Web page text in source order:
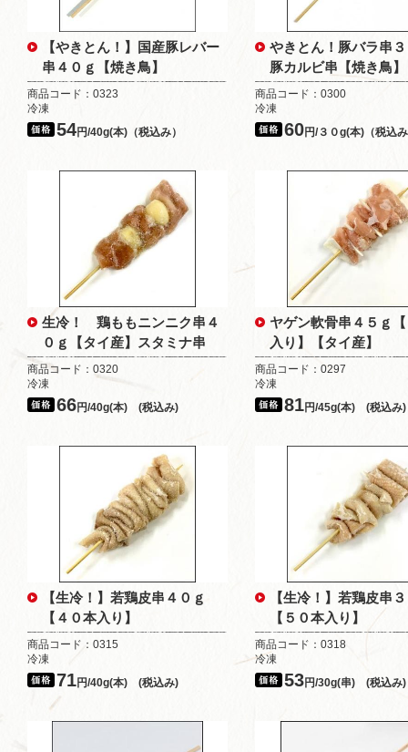
【やきとん！】国産豚レバー
串４０ｇ【焼き鳥】
商品コード：0323
冷凍
54円/40g(本)（税込み）
やきとん！豚バラ串
豚カルビ串【焼き鳥】
商品コード：0300
冷凍
60円/３０g(本)（税込
生冷！ 鶏ももニンニク串４
０ｇ【タイ産】スタミナ串
商品コード：0320
冷凍
66円/40g(本) (税込み)
ヤゲン軟骨串４５ｇ
入り】【タイ産】
商品コード：0297
冷凍
81円/45g(本) (税込み)
【生冷！】若鶏皮串４０ｇ
【４０本入り】
商品コード：0315
冷凍
71円/40g(本) (税込み)
【生冷！】若鶏皮串
【５０本入り】
商品コード：0318
冷凍
53円/30g(串) (税込み)